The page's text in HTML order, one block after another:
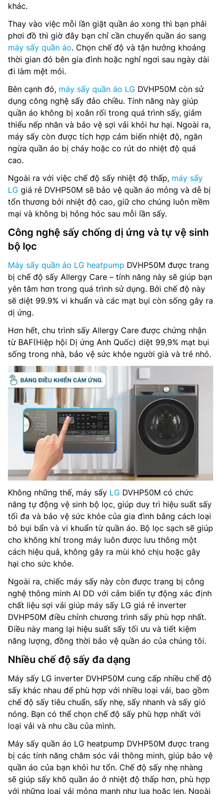
khác.
Thay vào việc mỗi lần giặt quần áo xong thì bạn phải
phơi đồ thì giờ đây bạn chỉ cần chuyển quần áo sang
máy sấy quần áo. Chọn chế độ và tận hưởng khoảng
thời gian đó bên gia đình hoặc nghỉ ngơi sau ngày dài
đi làm mệt mỏi.
Bên cạnh đó, máy sấy quần áo LG DVHP50M còn sử
dụng công nghệ sấy đảo chiều. Tính năng này giúp
quần áo không bị xoắn rối trong quá trình sấy, giảm
thiểu nếp nhăn và bảo vệ sợi vải khỏi hư hại. Ngoài ra,
máy sấy còn được tích hợp cảm biến nhiệt độ, ngăn
ngừa quần áo bị cháy hoặc co rút do nhiệt độ quá
cao.
Ngoài ra với việc chế độ sấy nhiệt độ thấp, máy sấy
LG giá rẻ DVHP50M sẽ bảo vệ quần áo mỏng và dễ bị
tổn thương bởi nhiệt độ cao, giữ cho chúng luôn mềm
mại và không bị hỏng hóc sau mỗi lần sấy.
Công nghệ sấy chống dị ứng và tự vệ sinh
bộ lọc
Máy sấy quần áo LG heatpump DVHP50M được trang
bị chế độ sấy Allergy Care – tính năng này sẽ giúp bạn
yên tâm hơn trong quá trình sử dụng. Bởi chế độ này
sẽ diệt 99.9% vi khuẩn và các mạt bụi còn sống gây ra
dị ứng.
Hơn hết, chu trình sấy Allergy Care được chứng nhận
từ BAF(Hiệp hội Dị ứng Anh Quốc) diệt 99,9% mạt bụi
sống trong nhà, bảo vệ sức khỏe người già và trẻ nhỏ.
Không những thế, máy sấy LG DVHP50M có chức
năng tự động vệ sinh bộ lọc, giúp duy trì hiệu suất sấy
tối đa và bảo vệ sức khỏe của gia đình bằng cách loại
bỏ bụi bẩn và vi khuẩn từ quần áo. Bộ lọc sạch sẽ giúp
cho không khí trong máy luôn được lưu thông một
cách hiệu quả, không gây ra mùi khó chịu hoặc gây
hại cho sức khỏe.
Ngoài ra, chiếc máy sấy này còn được trang bị công
nghệ thông minh AI DD với cảm biến tự động xác định
chất liệu sợi vải giúp máy sấy LG giá rẻ inverter
DVHP50M điều chỉnh chương trình sấy phù hợp nhất.
Điều này mang lại hiệu suất sấy tối ưu và tiết kiệm
năng lượng, đồng thời bảo vệ quần áo của chúng tôi.
Nhiều chế độ sấy đa dạng
Máy sấy LG inverter DVHP50M cung cấp nhiều chế độ
sấy khác nhau để phù hợp với nhiều loại vải, bao gồm
chế độ sấy tiêu chuẩn, sấy nhẹ, sấy nhanh và sấy gió
nóng. Bạn có thể chọn chế độ sấy phù hợp nhất với
loại vải và nhu cầu của mình.
Máy sấy quần áo LG heatpump DVHP50M được trang
bị các tính năng chăm sóc vải thông minh, giúp bảo vệ
quần áo của bạn khỏi hư tổn. Chế độ sấy nhẹ nhàng
sẽ giúp sấy khô quần áo ở nhiệt độ thấp hơn, phù hợp
với những loại vải mỏng manh như lụa hoặc len. Ngoài